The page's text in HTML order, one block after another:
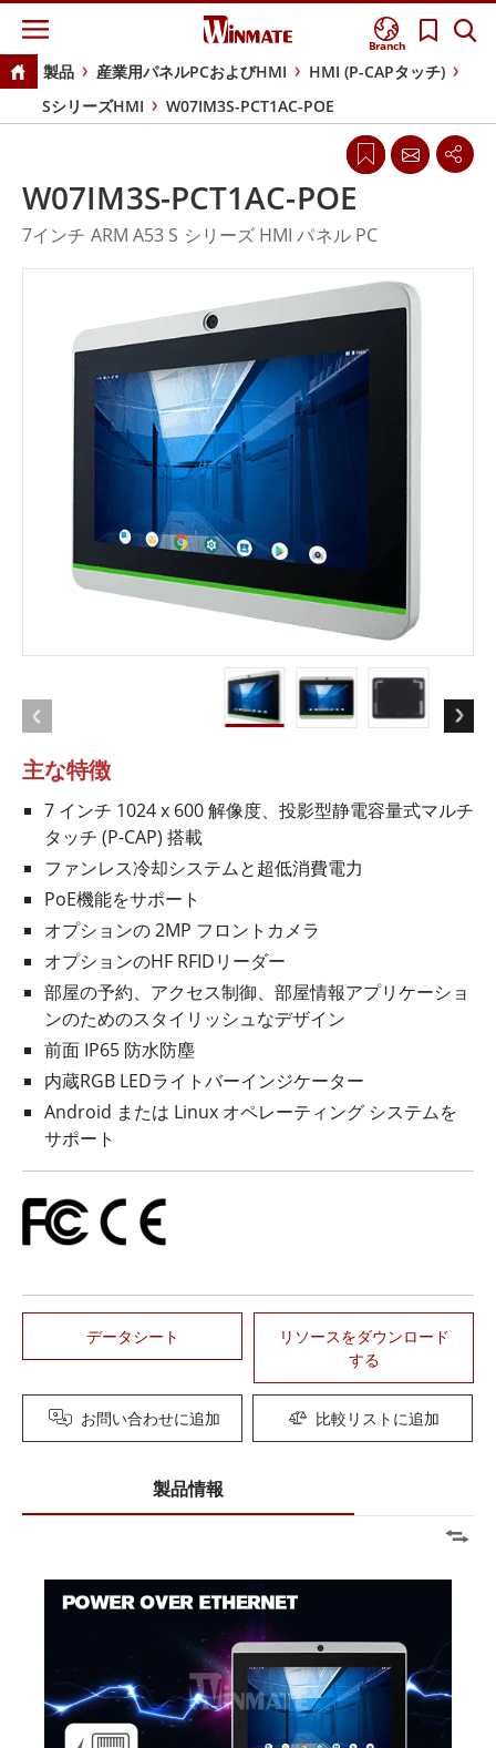
Branch
製品 産業用パネルPCおよびHMI
HMI (P-CAPタッチ)
SシリーズHMI
W07IM3S-PCT1AC-POE
主な特徴
7 インチ 1024 x 600 解像度、投影型静電容量式マルチ
タッチ (P-CAP) 搭載
ファンレス冷却システムと超低消費電力
PoE機能をサポート
オプションの 2MP フロントカメラ
オプションのHF RFIDリーダー
部屋の予約、アクセス制御、部屋情報アプリケーショ
ンのためのスタイリッシュなデザイン
前面 IP65 防水防塵
内蔵RGB LEDライトバーインジケーター
Android または Linux オペレーティング システムを
サポート
データシート
リソースをダウンロード
する
お問い合わせに追加 比較リストに追加
W07IM3S-PCT1AC-POE
7インチ ARM A53 S シリーズ HMI パネル PC
製品情報